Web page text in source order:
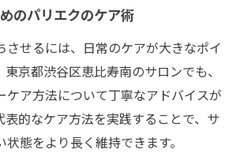
のパリエクのケア術
させるには、日常のケアが大きなポイ
京都渋谷区恵比寿南のサロンでも、
ケア方法について丁寧なアドバイスが
表的なケア方法を実践することで、サ
態をより長く維持できます。